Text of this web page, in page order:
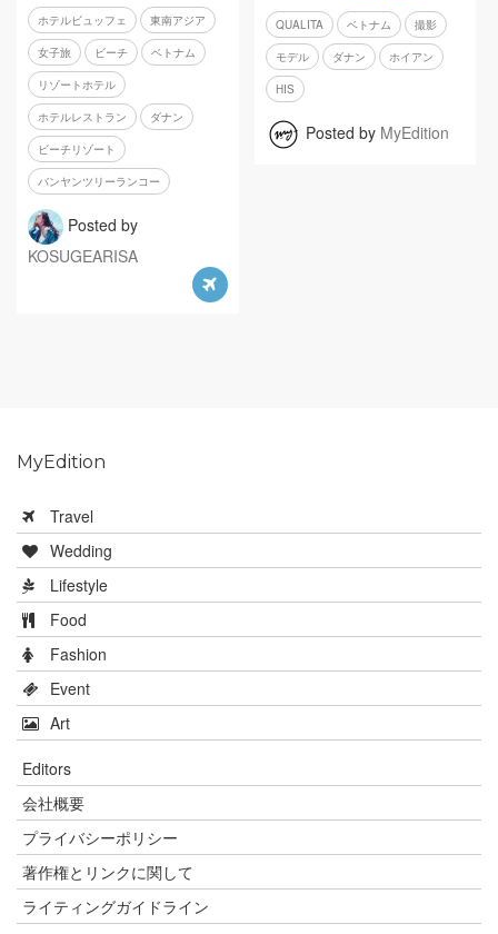
ホテルビュッフェ 東南アジア
女子旅 ビーチ ベトナム
リゾートホテル
ホテルレストラン ダナン
ビーチリゾート
バンヤンツリーランコー
Posted by
KOSUGEARISA
QUALITA ベトナム 撮影
モデル ダナン ホイアン
HIS
Posted by MyEdition
MyEdition
Travel
Wedding
Lifestyle
Food
Fashion
Event
Art
Editors
会社概要
プライバシーポリシー
著作権とリンクに関して
ライティングガイドライン